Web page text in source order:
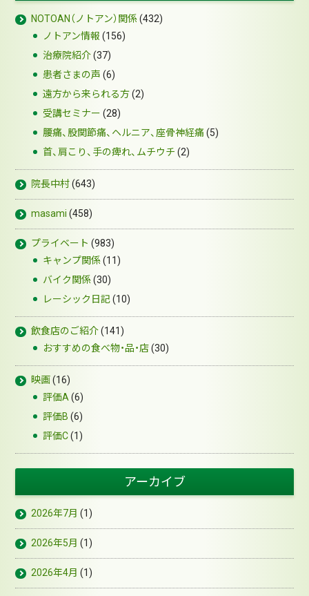
NOTOAN（ノトアン）関係(432)
ノトアン情報 (156)
治療院紹介(37)
患者さまの声 (6)
遠方から来られる方(2)
受講セミナー (28)
腰痛、股関節痛、ヘルニア、座骨神経痛 (5)
首、肩こり、手の痺れ、ムチウチ (2)
院長中村(643)
masami (458)
プライベート (983)
キャンプ関係(11)
バイク関係(30)
レーシック日記(10)
飲食店のご紹介(141)
おすすめの食べ物・品・店(30)
映画(16)
評価A (6)
評価B (6)
評価C(1)
アーカイブ
2026年7月 (1)
2026年5月 (1)
2026年4月 (1)